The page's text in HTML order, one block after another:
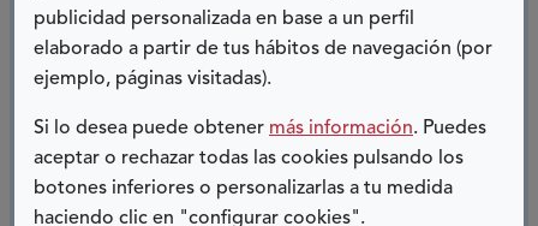
publicidad personalizada en base a un perfil
elaborado a partir de tus hábitos de navegación (por
ejemplo, páginas visitadas).
Si lo desea puede obtener más información. Puedes
aceptar o rechazar todas las cookies pulsando los
botones inferiores o personalizarlas a tu medida
haciendo clic en "configurar cookies".